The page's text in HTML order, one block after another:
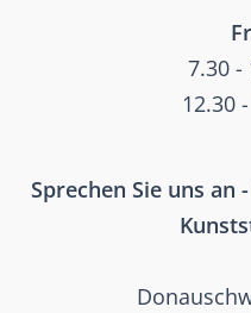
7.30 -
12.30
Sprechen Sie uns an